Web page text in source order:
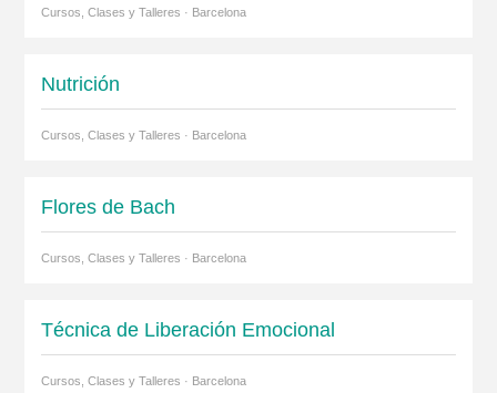
Cursos, Clases y Talleres · Barcelona
Nutrición
Cursos, Clases y Talleres · Barcelona
Flores de Bach
Cursos, Clases y Talleres · Barcelona
Técnica de Liberación Emocional
Cursos, Clases y Talleres · Barcelona